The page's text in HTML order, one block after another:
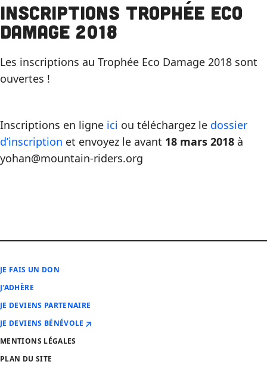
Inscriptions Trophée Eco
Damage 2018
Les inscriptions au Trophée Eco Damage 2018 sont
ouvertes !
Inscriptions en ligne ici ou téléchargez le dossier
d’inscription et envoyez le avant 18 mars 2018 à
yohan@mountain-riders.org
JE FAIS UN DON
J'ADHÈRE
JE DEVIENS PARTENAIRE
JE DEVIENS BÉNÉVOLE
MENTIONS LÉGALES
PLAN DU SITE